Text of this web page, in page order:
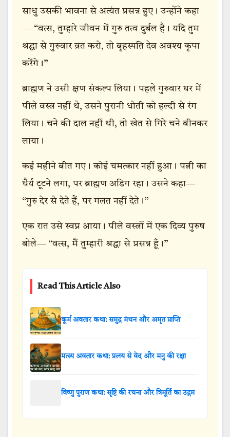
साधु उसकी भावना से अत्यंत प्रसन्न हुए। उन्होंने कहा
— “वत्स, तुम्हारे जीवन में गुरु तत्व दुर्बल है। यदि तुम
श्रद्धा से गुरुवार व्रत करो, तो बृहस्पति देव अवश्य कृपा
करेंगे।”
ब्राह्मण ने उसी क्षण संकल्प लिया। पहले गुरुवार घर में
पीले वस्त्र नहीं थे, उसने पुरानी धोती को हल्दी से रंग
लिया। चने की दाल नहीं थी, तो खेत से गिरे चने बीनकर
लाया।
कई महीने बीत गए। कोई चमत्कार नहीं हुआ। पत्नी का
धैर्य टूटने लगा, पर ब्राह्मण अडिग रहा। उसने कहा—
“गुरु देर से देते हैं, पर गलत नहीं देते।”
एक रात उसे स्वप्न आया। पीले वस्त्रों में एक दिव्य पुरुष
बोले— “वत्स, मैं तुम्हारी श्रद्धा से प्रसन्न हूँ।”
Read This Article Also
कूर्म अवतार कथा: समुद्र मंथन और अमृत प्राप्ति
मत्स्य अवतार कथा: प्रलय से वेद और मनु की रक्षा
विष्णु पुराण कथा: सृष्टि की रचना और त्रिमूर्ति का उद्गम